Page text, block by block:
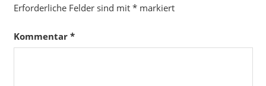
Erforderliche Felder sind mit *markiert
Kommentar *